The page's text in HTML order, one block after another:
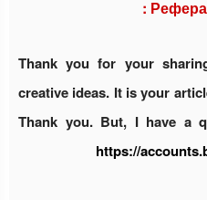
:
Thank you for your
creative ideas. It is your
Thank you. But, I have a
https://